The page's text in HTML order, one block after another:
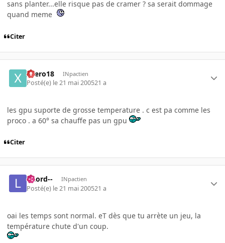
sans planter...elle risque pas de cramer ? sa serait dommage
quand meme
Citer
xaero18 INpactien
Posté(e) le 21 mai 200521 a
les gpu suporte de grosse temperature . c est pa comme les
proco . a 60° sa chauffe pas un gpu
Citer
--Lord-- INpactien
Posté(e) le 21 mai 200521 a
oai les temps sont normal. eT dès que tu arrète un jeu, la
température chute d'un coup.